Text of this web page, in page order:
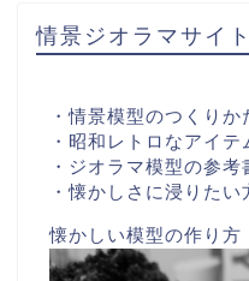
情景ジオラマサイト
・情景模型のつくりか
・昭和レトロなアイテ
・ジオラマ模型の参考
・懐かしさに浸りた
懐かしい模型の作り方